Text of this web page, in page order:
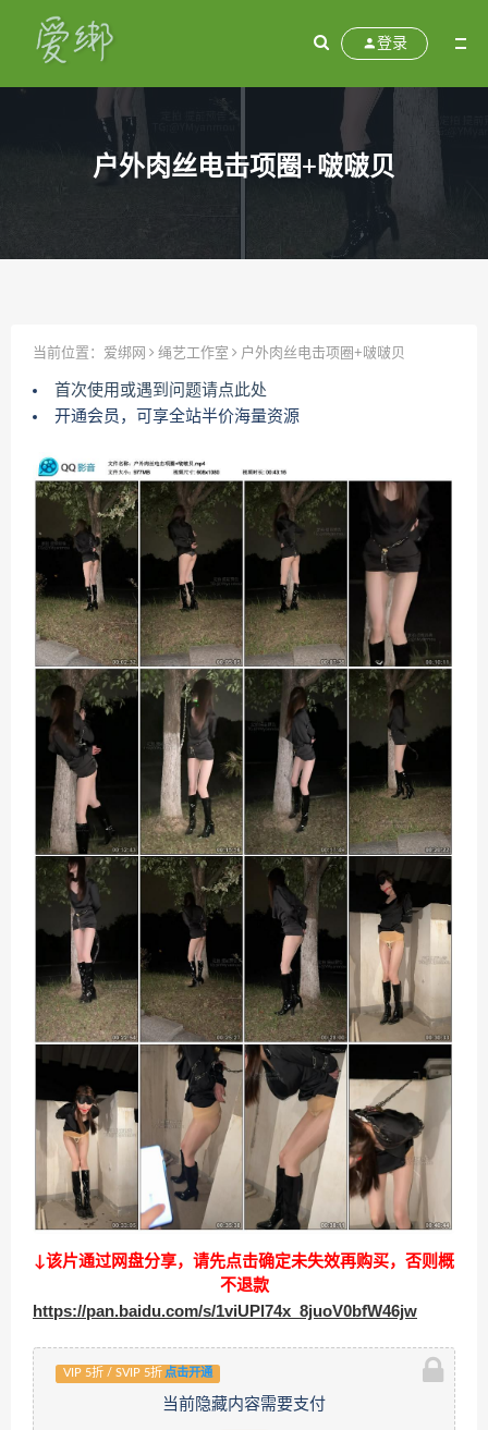
登录
户外肉丝电击项圈+啵啵贝
当前位置： 爱绑网 绳艺工作室 户外肉丝电击项圈+啵啵贝
首次使用或遇到问题请点此处
开通会员，可享全站半价海量资源
↓该片通过网盘分享，请先点击确定未失效再购买，否则概
不退款
https://pan.baidu.com/s/1viUPl74x_8juoV0bfW46jw
VIP 5折 / SVIP 5折 点击开通
当前隐藏内容需要支付